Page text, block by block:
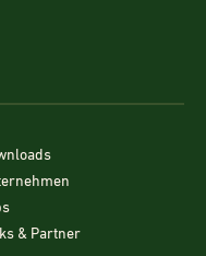
& Partner